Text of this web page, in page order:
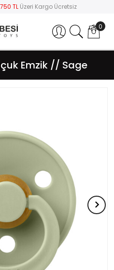
TL Üzeri Kargo Ücretsiz
Hesabım 0
Emzik // Sage